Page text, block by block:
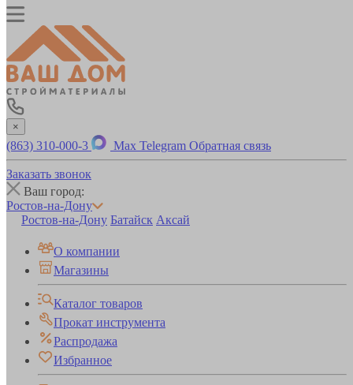
×
(863) 310-000-3 Max Telegram Обратная связь
Заказать звонок
Ваш город:
Ростов-на-Дону
Ростов-на-Дону Батайск Аксай
О компании
Магазины
Каталог товаров
Прокат инструмента
Распродажа
Избранное